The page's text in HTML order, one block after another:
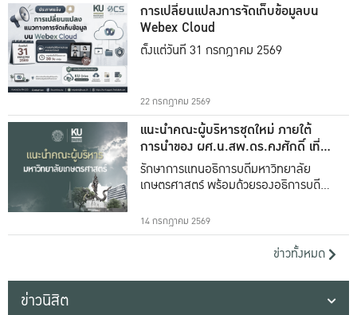
การเปลี่ยนแปลงการจัดเก็บข้อมูลบน
Webex Cloud
ตั้งแต่วันที่ 31 กรกฎาคม 2569
22 กรกฎาคม 2569
แนะนำคณะผู้บริหารชุดใหม่ ภายใต้
การนำของ ผศ.น.สพ.ดร.คงศักดิ์ เที่ยง
ธรรม
รักษาการแทนอธิการบดีมหาวิทยาลัย
เกษตรศาสตร์ พร้อมด้วยรองอธิการบดีทั้ง
14 กรกฎาคม 2569
ข่าวทั้งหมด
ข่าวนิสิต